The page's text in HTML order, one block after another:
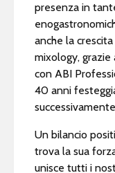
presenza in
anche la
mixology,
con ABI
40 anni
Un bilancio
trova la sua
unisce tutti i